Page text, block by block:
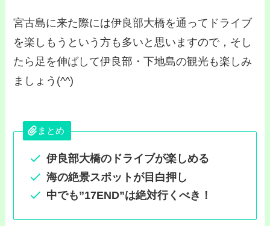
宮古島に来た際には伊良部大橋を通ってドライブ
を楽しもうという方も多いと思いますので，そし
たら足を伸ばして伊良部・下地島の観光も楽しみ
ましょう(^^)
まとめ
伊良部大橋のドライブが楽しめる
海の絶景スポットが目白押し
中でも”17END”は絶対行くべき！